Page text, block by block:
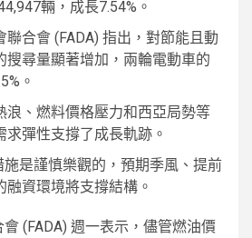
輛，成長7.54%。
聯合會 (FADA) 指出，對節能且動
搜尋量顯著增加，兩輪電動車的
。
浪、燃料價格壓力和西亞局勢等
求彈性支撐了成長軌跡。
是謹慎樂觀的，預期季風、提前
融資環境將支撐結構。
(FADA) 週一表示，儘管燃油價